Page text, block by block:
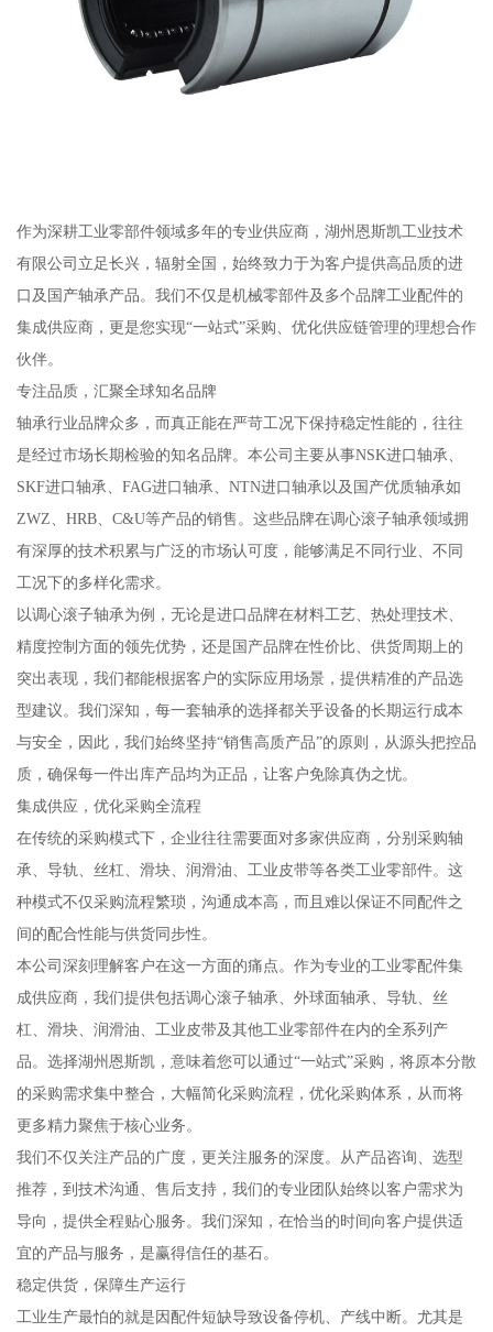
作为深耕工业零部件领域多年的专业供应商，湖州恩斯凯工业技术
有限公司立足长兴，辐射全国，始终致力于为客户提供高品质的进
口及国产轴承产品。我们不仅是机械零部件及多个品牌工业配件的
集成供应商，更是您实现“一站式”采购、优化供应链管理的理想合作
伙伴。
专注品质，汇聚全球知名品牌
轴承行业品牌众多，而真正能在严苛工况下保持稳定性能的，往往
是经过市场长期检验的知名品牌。本公司主要从事NSK进口轴承、
SKF进口轴承、FAG进口轴承、NTN进口轴承以及国产优质轴承如
ZWZ、HRB、C&U等产品的销售。这些品牌在调心滚子轴承领域拥
有深厚的技术积累与广泛的市场认可度，能够满足不同行业、不同
工况下的多样化需求。
以调心滚子轴承为例，无论是进口品牌在材料工艺、热处理技术、
精度控制方面的领先优势，还是国产品牌在性价比、供货周期上的
突出表现，我们都能根据客户的实际应用场景，提供精准的产品选
型建议。我们深知，每一套轴承的选择都关乎设备的长期运行成本
与安全，因此，我们始终坚持“销售高质产品”的原则，从源头把控品
质，确保每一件出库产品均为正品，让客户免除真伪之忧。
集成供应，优化采购全流程
在传统的采购模式下，企业往往需要面对多家供应商，分别采购轴
承、导轨、丝杠、滑块、润滑油、工业皮带等各类工业零部件。这
种模式不仅采购流程繁琐，沟通成本高，而且难以保证不同配件之
间的配合性能与供货同步性。
本公司深刻理解客户在这一方面的痛点。作为专业的工业零配件集
成供应商，我们提供包括调心滚子轴承、外球面轴承、导轨、丝
杠、滑块、润滑油、工业皮带及其他工业零部件在内的全系列产
品。选择湖州恩斯凯，意味着您可以通过“一站式”采购，将原本分散
的采购需求集中整合，大幅简化采购流程，优化采购体系，从而将
更多精力聚焦于核心业务。
我们不仅关注产品的广度，更关注服务的深度。从产品咨询、选型
推荐，到技术沟通、售后支持，我们的专业团队始终以客户需求为
导向，提供全程贴心服务。我们深知，在恰当的时间向客户提供适
宜的产品与服务，是赢得信任的基石。
稳定供货，保障生产运行
工业生产最怕的就是因配件短缺导致设备停机、产线中断。尤其是